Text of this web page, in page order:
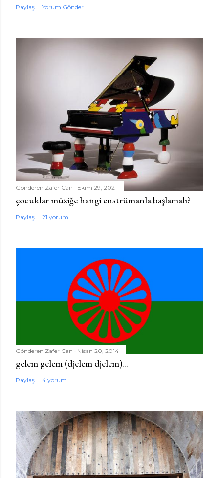
Paylaş Yorum Gönder
Gönderen Zafer Can Ekim 29, 2021
çocuklar müziğe hangi enstrümanla başlamalı?
Paylaş 21 yorum
Gönderen Zafer Can Nisan 20, 2014
gelem gelem (djelem djelem)...
Paylaş 4 yorum